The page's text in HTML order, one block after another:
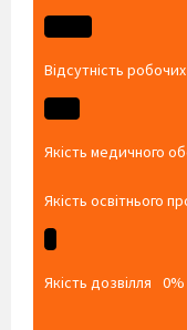
Відсутність
Якість медичного
Якість освітнього
Якість дозвілля 0%